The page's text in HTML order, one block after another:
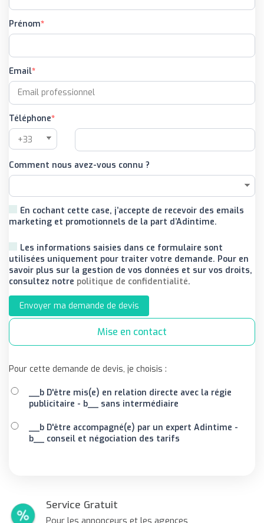
Prénom
Email
Téléphone
Comment nous avez-vous connu ?
En cochant cette case, j’accepte de recevoir des emails
marketing et promotionnels de la part d’Adintime.
Les informations saisies dans ce formulaire sont
utilisées uniquement pour traiter votre demande. Pour en
savoir plus sur la gestion de vos données et sur vos droits,
consultez notre politique de confidentialité.
Envoyer ma demande de devis
Mise en contact
Pour cette demande de devis, je choisis :
__b D'être mis(e) en relation directe avec la régie
publicitaire - b__ sans intermédiaire
__b D'être accompagné(e) par un expert Adintime -
b__ conseil et négociation des tarifs
Service Gratuit